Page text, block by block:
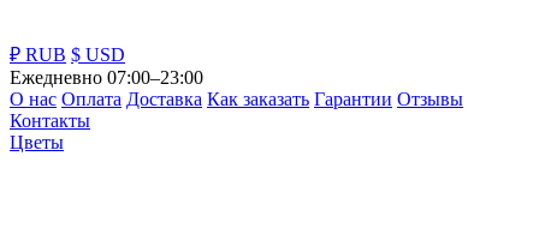
₽ RUB $ USD
Ежедневно 07:00–23:00
О нас Оплата Доставка Как заказать Гарантии Отзывы
Контакты
Цветы